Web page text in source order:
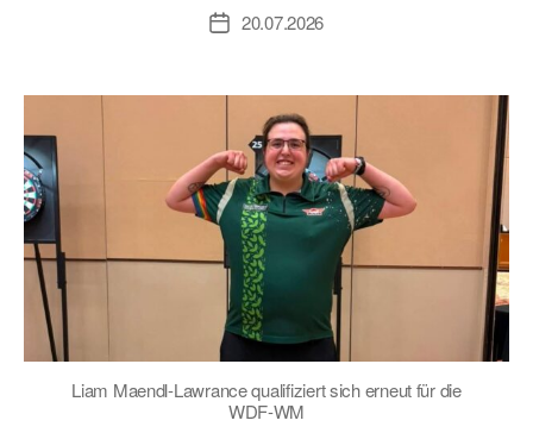
Veröffentlichungsdatum
20.07.2026
Liam Maendl-Lawrance qualifiziert sich erneut für die
WDF-WM